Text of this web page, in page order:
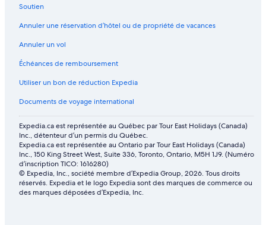
Soutien
Annuler une réservation d’hôtel ou de propriété de vacances
Annuler un vol
Échéances de remboursement
Utiliser un bon de réduction Expedia
Documents de voyage international
Expedia.ca est représentée au Québec par Tour East Holidays (Canada)
Inc., détenteur d’un permis du Québec.
Expedia.ca est représentée au Ontario par Tour East Holidays (Canada)
Inc., 150 King Street West, Suite 336, Toronto, Ontario, M5H 1J9. (Numéro
d’inscription TICO: 1616280)
© Expedia, Inc., société membre d’Expedia Group, 2026. Tous droits
réservés. Expedia et le logo Expedia sont des marques de commerce ou
des marques déposées d’Expedia, Inc.